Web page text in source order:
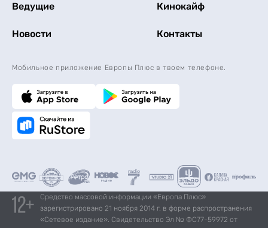
Ведущие Кинокайф
Новости Контакты
Мобильное приложение Европы Плюс в твоем телефоне.
Средство массовой информации «Европа Плюс»
зарегистрировано 21 ноября 2014 г. в форме распространения
«Сетевое издание». Свидетельство Эл № ФС77-59972 от